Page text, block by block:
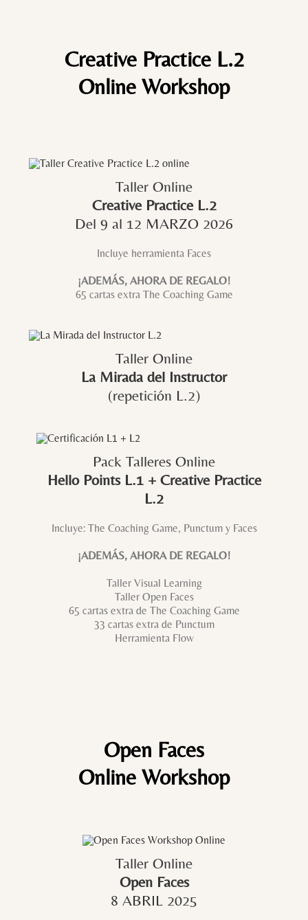
Creative Practice L.2
Online Workshop
Taller Online
Creative Practice L.2
Del 9 al 12 MARZO 2026
Incluye herramienta Faces
¡ADEMÁS, AHORA DE REGALO!
65 cartas extra The Coaching Game
Taller Online
La Mirada del Instructor
(repetición L.2)
Pack Talleres Online
Hello Points L.1 + Creative Practice
L.2
Incluye: The Coaching Game, Punctum y Faces
¡ADEMÁS, AHORA DE REGALO!
Taller Visual Learning
Taller Open Faces
65 cartas extra de The Coaching Game
33 cartas extra de Punctum
Herramienta Flow
Open Faces
Online Workshop
Taller Online
Open Faces
8 ABRIL 2025